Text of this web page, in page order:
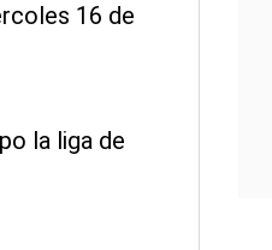
16 de
la liga de